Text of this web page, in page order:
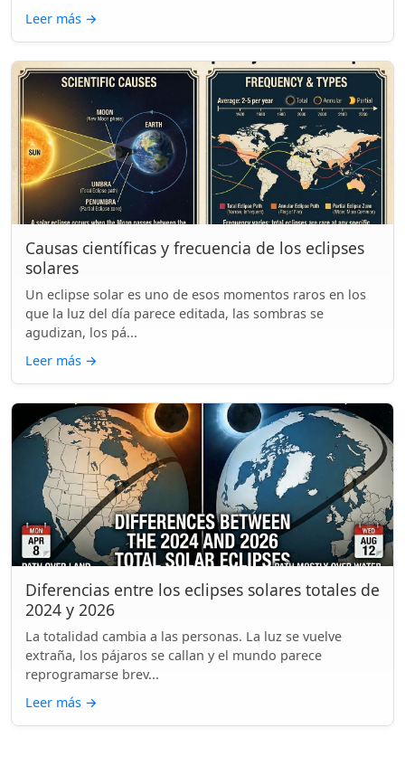
Leer más →
Causas científicas y frecuencia de los eclipses
solares
Un eclipse solar es uno de esos momentos raros en los
que la luz del día parece editada, las sombras se
agudizan, los pá...
Leer más →
Diferencias entre los eclipses solares totales de
2024 y 2026
La totalidad cambia a las personas. La luz se vuelve
extraña, los pájaros se callan y el mundo parece
reprogramarse brev...
Leer más →